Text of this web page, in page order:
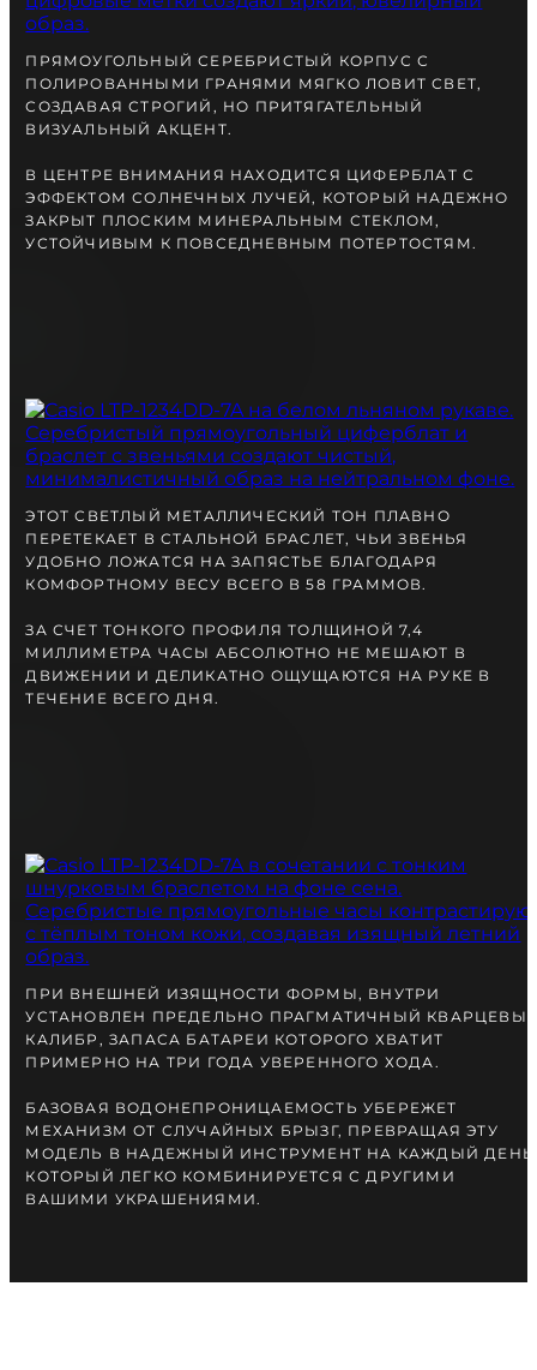
ОТПРАВКА В ДЕНЬ ЗАКАКА
Telegram
ПОСОВЕТУЙТЕСЬ
С НАШИМ ЭКСПЕРТОМ
ПРЯМОУГОЛЬНЫЙ СЕРЕБРИСТЫЙ КОРПУС С
ПОЛИРОВАННЫМИ ГРАНЯМИ МЯГКО ЛОВИТ СВЕТ,
СОЗДАВАЯ СТРОГИЙ, НО ПРИТЯГАТЕЛЬНЫЙ
ВИЗУАЛЬНЫЙ АКЦЕНТ.
В ЦЕНТРЕ ВНИМАНИЯ НАХОДИТСЯ ЦИФЕРБЛАТ С
ЭФФЕКТОМ СОЛНЕЧНЫХ ЛУЧЕЙ, КОТОРЫЙ НАДЕЖНО
ЗАКРЫТ ПЛОСКИМ МИНЕРАЛЬНЫМ СТЕКЛОМ,
УСТОЙЧИВЫМ К ПОВСЕДНЕВНЫМ ПОТЕРТОСТЯМ.
ЭТОТ СВЕТЛЫЙ МЕТАЛЛИЧЕСКИЙ ТОН ПЛАВНО
ПЕРЕТЕКАЕТ В СТАЛЬНОЙ БРАСЛЕТ, ЧЬИ ЗВЕНЬЯ
УДОБНО ЛОЖАТСЯ НА ЗАПЯСТЬЕ БЛАГОДАРЯ
КОМФОРТНОМУ ВЕСУ ВСЕГО В 58 ГРАММОВ.
ЗА СЧЕТ ТОНКОГО ПРОФИЛЯ ТОЛЩИНОЙ 7,4
МИЛЛИМЕТРА ЧАСЫ АБСОЛЮТНО НЕ МЕШАЮТ В
ДВИЖЕНИИ И ДЕЛИКАТНО ОЩУЩАЮТСЯ НА РУКЕ В
ТЕЧЕНИЕ ВСЕГО ДНЯ.
ПРИ ВНЕШНЕЙ ИЗЯЩНОСТИ ФОРМЫ, ВНУТРИ
УСТАНОВЛЕН ПРЕДЕЛЬНО ПРАГМАТИЧНЫЙ
КАЛИБР, ЗАПАСА БАТАРЕИ КОТОРОГО ХВАТИТ
ПРИМЕРНО НА ТРИ ГОДА УВЕРЕННОГО ХОДА.
БАЗОВАЯ ВОДОНЕПРОНИЦАЕМОСТЬ УБЕРЕЖЕТ
МЕХАНИЗМ ОТ СЛУЧАЙНЫХ БРЫЗГ, ПРЕВРАЩАЯ ЭТУ
МОДЕЛЬ В НАДЕЖНЫЙ ИНСТРУМЕНТ НА КАЖДЫЙ
КОТОРЫЙ ЛЕГКО КОМБИНИРУЕТСЯ С ДРУГИМИ
ВАШИМИ УКРАШЕНИЯМИ.